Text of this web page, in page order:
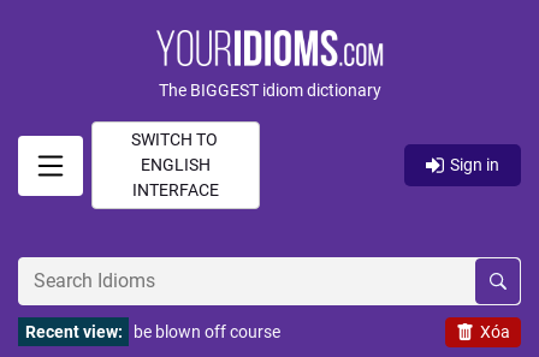
The BIGGEST idiom dictionary
SWITCH TO
ENGLISH
INTERFACE
Sign in
Xóa
Recent view: be blown off course